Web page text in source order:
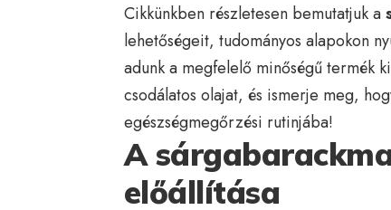
Cikkünkben részletesen bemutatjuk a
lehetőségeit, tudományos alapokon
adunk a megfelelő minőségű termék
csodálatos olajat, és ismerje meg,
egészségmegőrzési rutinjába!
A
előállítása